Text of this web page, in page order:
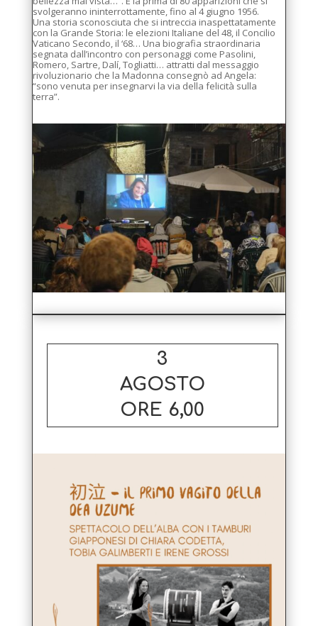
svolgeranno ininterrottamente, fino al 4 giugno 1956.
Una storia sconosciuta che si intreccia inaspettatamente
con la Grande Storia: le elezioni Italiane del 48, il Concilio
Vaticano Secondo, il ‘68… Una biografia straordinaria
segnata dall’incontro con personaggi come Pasolini,
Romero, Sartre, Dalí, Togliatti… attratti dal messaggio
rivoluzionario che la Madonna consegnò ad Angela:
“sono venuta per insegnarvi la via della felicità sulla
terra”.
3
AGOSTO
ORE 6,00